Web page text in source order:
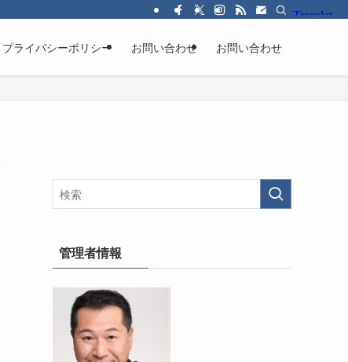
プライバシーポリシー お問い合わせ お問い合わせ
管理者情報